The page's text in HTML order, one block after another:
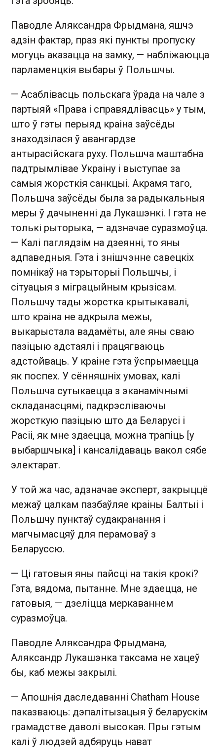
Паводле Аляксандра Фрыдмана, яшчэ
адзін фактар, праз які пункты пропуску
могуць аказацца на замку, — набліжаюцца
парламенцкія выбары ў Польшчы.
— Асаблівасць польскага ўрада на чале з
партыяй «Права і справядлівасць» у тым,
што ў гэты перыяд краіна заўсёды
знаходзілася ў авангардзе
антырасійскага руху. Польшча маштабна
падтрымлівае Украіну і выступае за
самыя жорсткія санкцыі. Акрамя таго,
Польшча заўсёды была за радыкальныя
меры ў дачыненні да Лукашэнкі. І гэта не
толькі рыторыка, — адзначае суразмоўца.
— Калі паглядзім на дзеянні, то яны
адпаведныя. Гэта і знішчэнне савецкіх
помнікаў на тэрыторыі Польшчы, і
сітуацыя з міграцыйным крызісам.
Польшчу тады жорстка крытыкавалі,
што краіна не адкрыла межы,
выкарыстала вадамёты, але яны сваю
пазіцыю адстаялі і працягваюць
адстойваць. У краіне гэта ўспрымаецца
як поспех. У сённяшніх умовах, калі
Польшча сутыкаецца з эканамічнымі
складанасцямі, падкрэсліваючы
жорсткую пазіцыю што да Беларусі і
Расіі, як мне здаецца, можна трапіць [у
выбаршчыка] і кансалідаваць вакол сябе
электарат.
У той жа час, адзначае эксперт, закрыццё
межаў цалкам пазбаўляе краіны Балтыі і
Польшчу пунктаў судакранання і
магчымасцяў для перамоваў з
Беларуссю.
— Ці гатовыя яны пайсці на такія крокі?
Гэта, вядома, пытанне. Мне здаецца, не
гатовыя, — дзеліцца меркаваннем
суразмоўца.
Паводле Аляксандра Фрыдмана,
Аляксандр Лукашэнка таксама не хацеў
бы, каб межы закрылі.
— Апошнія даследаванні Chatham House
паказваюць: дэпалітызацыя ў беларускім
грамадстве даволі высокая. Пры гэтым
калі ў людзей адбяруць нават